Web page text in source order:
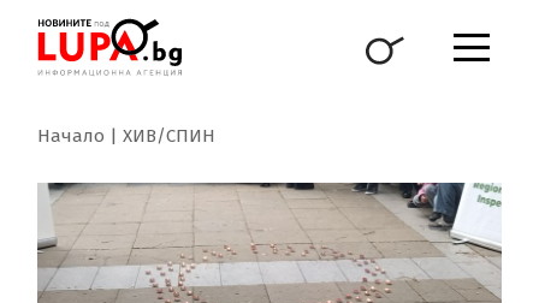
Начало ХИВ/СПИН